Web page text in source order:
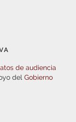
de audiencia
del Gobierno